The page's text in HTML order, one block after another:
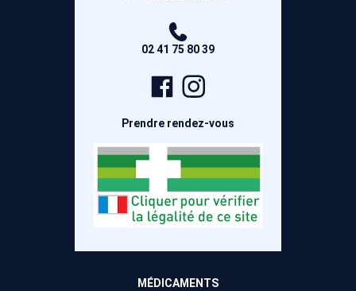
02 41 75 80 39
Page
Facebook
Prendre rendez-vous
MÉDICAMENTS